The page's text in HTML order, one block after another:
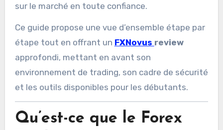
sur le marché en toute confiance.
Ce guide propose une vue d’ensemble étape par
étape tout en offrant un FXNovus review
approfondi, mettant en avant son
environnement de trading, son cadre de sécurité
et les outils disponibles pour les débutants.
Qu’est-ce que le Forex